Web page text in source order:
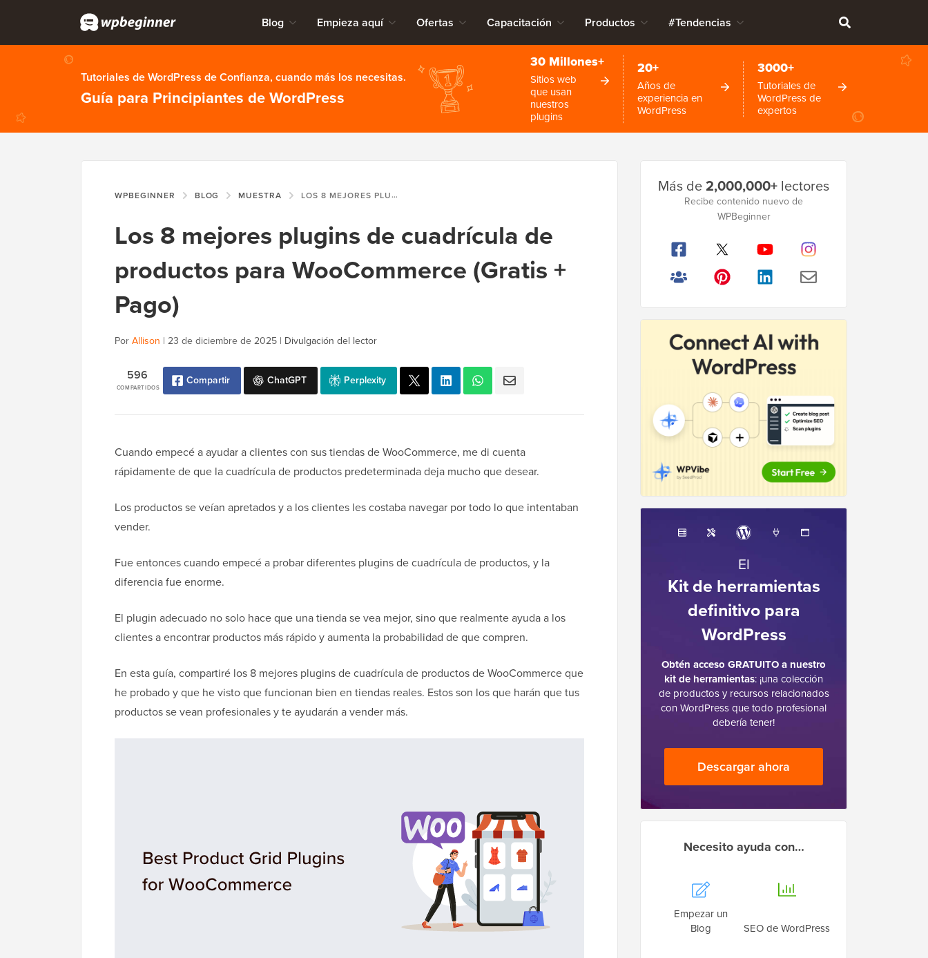
Blog Empieza aquí Ofertas Capacitación Productos #Tendencias
Tutoriales de WordPress de Confianza, cuando más los necesitas.
Guía para Principiantes de WordPress
30 Millones+
Sitios web
que usan
nuestros
plugins
20+
Años de
experiencia en
WordPress
3000+
Tutoriales de
WordPress de
expertos
WPBEGINNER BLOG MUESTRA LOS 8 MEJORES PLUGINS DE CUADRÍCULA DE PRODUCTOS PARA WOOCOMMERCE (GRATIS + PAGO)
Los 8 mejores plugins de cuadrícula de
productos para WooCommerce (Gratis +
Pago)
PorAllison | 23 de diciembre de 2025 | Divulgación del lector
COMPARTIDOS
596 Compartir ChatGPT Perplexity
Cuando empecé a ayudar a clientes con sus tiendas de WooCommerce, me di cuenta
rápidamente de que la cuadrícula de productos predeterminada deja mucho que desear.
Los productos se veían apretados y a los clientes les costaba navegar por todo lo que intentaban
vender.
Fue entonces cuando empecé a probar diferentes plugins de cuadrícula de productos, y la
diferencia fue enorme.
El plugin adecuado no solo hace que una tienda se vea mejor, sino que realmente ayuda a los
clientes a encontrar productos más rápido y aumenta la probabilidad de que compren.
En esta guía, compartiré los 8 mejores plugins de cuadrícula de productos de WooCommerce que
he probado y que he visto que funcionan bien en tiendas reales. Estos son los que harán que tus
productos se vean profesionales y te ayudarán a vender más.
lateral
Más de2,000,000+ lectores
Recibe contenido nuevo de
WPBeginner
El
Kit de herramientas
definitivo para
WordPress
Obtén acceso GRATUITO a nuestro
kit de herramientas: ¡una colección
de productos y recursos relacionados
con WordPress que todo profesional
debería tener!
Descargar ahora
Necesito ayuda con…
Empezar un
Blog
SEO de WordPress